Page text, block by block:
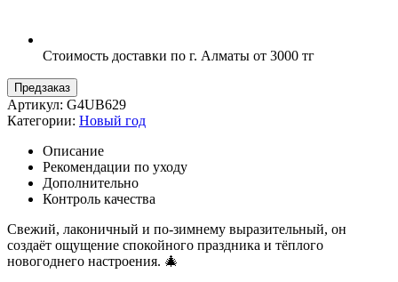
Стоимость доставки по г. Алматы от 3000 тг
Предзаказ
Артикул: G4UB629
Категории: Новый год
Описание
Рекомендации по уходу
Дополнительно
Контроль качества
Свежий, лаконичный и по-зимнему выразительный, он
создаёт ощущение спокойного праздника и тёплого
новогоднего настроения. 🎄